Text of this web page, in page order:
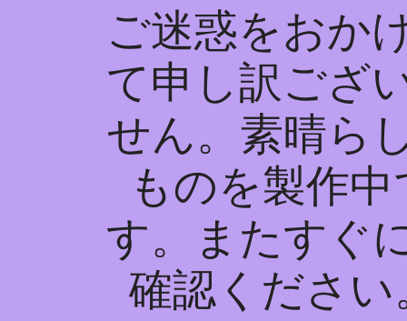
ご迷惑をおか
て申し訳ござ
せん。素晴ら
ものを製作中
す。またすぐ
確認ください